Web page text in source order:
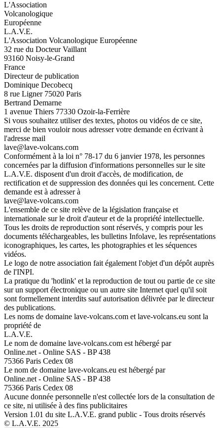
L'Association
Volcanologique
Européenne
L.A.V.E.
L'Association Volcanologique Européenne
32 rue du Docteur Vaillant
93160 Noisy-le-Grand
France
Directeur de publication
Dominique Decobecq
8 rue Ligner 75020 Paris
Bertrand Demarne
1 avenue Thiers 77330 Ozoir-la-Ferrière
Si vous souhaitez utiliser des textes, photos ou vidéos de ce site,
merci de bien vouloir nous adresser votre demande en écrivant à
l'adresse mail
lave@lave-volcans.com
Conformément à la loi n° 78-17 du 6 janvier 1978, les personnes
concernées par la diffusion d'informations personnelles sur le site
L.A.V.E. disposent d'un droit d'accès, de modification, de
rectification et de suppression des données qui les concernent. Cette
demande est à adresser à
lave@lave-volcans.com
L'ensemble de ce site relève de la législation française et
internationale sur le droit d'auteur et de la propriété intellectuelle.
Tous les droits de reproduction sont réservés, y compris pour les
documents téléchargeables, les bulletins Infolave, les représentations
iconographiques, les cartes, les photographies et les séquences
vidéos.
Le logo de notre association fait également l'objet d'un dépôt auprès
de l'INPI.
La pratique du 'hotlink' et la reproduction de tout ou partie de ce site
sur un support électronique ou un autre site Internet quel qu'il soit
sont formellement interdits sauf autorisation délivrée par le directeur
des publications.
Les noms de domaine lave-volcans.com et lave-volcans.eu sont la
propriété de
L.A.V.E.
Le nom de domaine lave-volcans.com est hébergé par
Online.net - Online SAS - BP 438
75366 Paris Cedex 08
Le nom de domaine lave-volcans.eu est hébergé par
Online.net - Online SAS - BP 438
75366 Paris Cedex 08
Aucune donnée personnelle n'est collectée lors de la consultation de
ce site, ni utilisée à des fins publicitaires
Version 1.01 du site L.A.V.E. grand public - Tous droits réservés
© L.A.V.E. 2025